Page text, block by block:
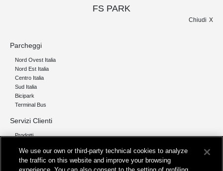
FS PARK
Chiudi
Parcheggi
Nord Ovest Italia
Nord Est Italia
Centro Italia
Sud Italia
Bicipark
Terminal Bus
Servizi Clienti
Prodotti
Chi siamo
We use our own or third-party technical cookies to analyze
the traffic on this website and improve your browsing